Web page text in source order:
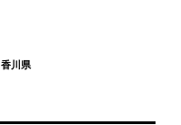
香川県